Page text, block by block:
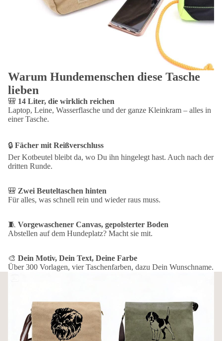
Vier Farben: Sahara, Oliv, Schwarz, Navy
vorgewaschener Canvas, Beschläge mit Antik-Messingeffekt
mit einem feuchten Tuch abwischen, nicht in die Waschmaschine
Ausstattung
Hauptfach mit Reißverschluss
Mehrere Reißverschlusstaschen
Gepolsterter Boden
Verstellbarer Schultergurt
Warum Hundemenschen diese Tasche
lieben
🎒 14 Liter, die wirklich reichen
Laptop, Leine, Wasserflasche und der ganze Kleinkram – alles in
einer Tasche.
🔒 Fächer mit Reißverschluss
Der Kotbeutel bleibt da, wo Du ihn hingelegt hast. Auch nach der
dritten Runde.
🎒 Zwei Beuteltaschen hinten
Für alles, was schnell rein und wieder raus muss.
🧵 Vorgewaschener Canvas, gepolsterter Boden
Abstellen auf dem Hundeplatz? Macht sie mit.
🎨 Dein Motiv, Dein Text, Deine Farbe
Über 300 Vorlagen, vier Taschenfarben, dazu Dein Wunschname.